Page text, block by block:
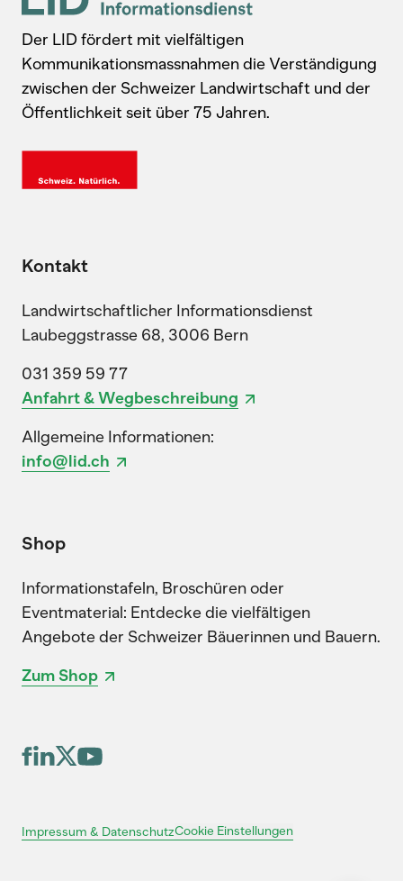
Der LID fördert mit vielfältigen
Kommunikationsmassnahmen die Verständigung
zwischen der Schweizer Landwirtschaft und der
Öffentlichkeit seit über 75 Jahren.
Kontakt
Landwirtschaftlicher Informationsdienst
Laubeggstrasse 68, 3006 Bern
031 359 59 77
Anfahrt & Wegbeschreibung
Allgemeine Informationen:
info@lid.ch
Shop
Informationstafeln, Broschüren oder
Eventmaterial: Entdecke die vielfältigen
Angebote der Schweizer Bäuerinnen und Bauern.
Zum Shop
Impressum & DatenschutzCookie Einstellungen